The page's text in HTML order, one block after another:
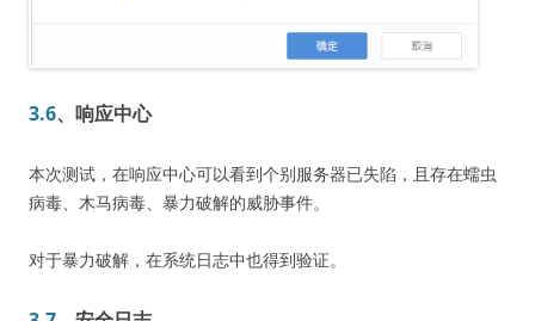
3.6、响应中心
本次测试，在响应中心可以看到个别服务器已失陷，且存在蠕虫
病毒、木马病毒、暴力破解的威胁事件。
对于暴力破解，在系统日志中也得到验证。